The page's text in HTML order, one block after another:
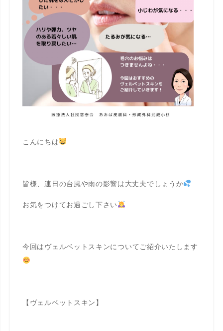
こんにちは
皆様、連日の台風や雨の影響は大丈夫でしょうか
お気をつけてお過ごし下さい
今回はヴェ ルベットスキンについてご紹介いたします
【 ヴェ ルベットスキン】